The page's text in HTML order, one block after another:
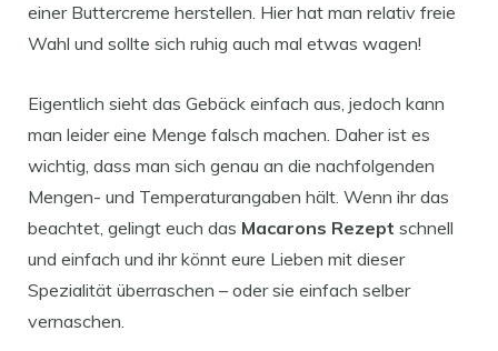
einer Buttercreme herstellen. Hier hat man relativ freie
Wahl und sollte sich ruhig auch mal etwas wagen!
Eigentlich sieht das Gebäck einfach aus, jedoch kann
man leider eine Menge falsch machen. Daher ist es
wichtig, dass man sich genau an die nachfolgenden
Mengen- und Temperaturangaben hält. Wenn ihr das
beachtet, gelingt euch das Macarons Rezept schnell
und einfach und ihr könnt eure Lieben mit dieser
Spezialität überraschen – oder sie einfach selber
vernaschen.